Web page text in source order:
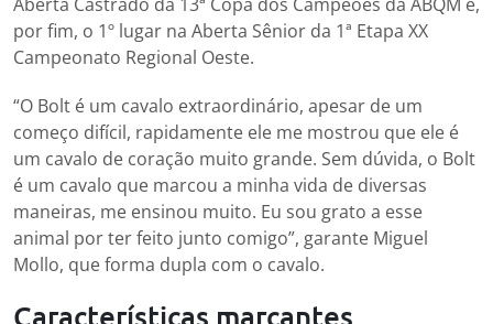
por fim, o 1º lugar na Aberta Sênior da 1ª Etapa XX
Campeonato Regional Oeste.
“O Bolt é um cavalo extraordinário, apesar de um
começo difícil, rapidamente ele me mostrou que ele é
um cavalo de coração muito grande. Sem dúvida, o Bolt
é um cavalo que marcou a minha vida de diversas
maneiras, me ensinou muito. Eu sou grato a esse
animal por ter feito junto comigo”, garante Miguel
Mollo, que forma dupla com o cavalo.
Características marcantes